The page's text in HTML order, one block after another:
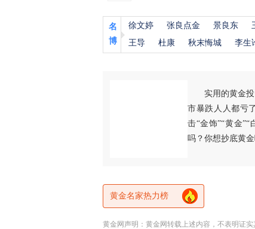
名
博
徐文婷 张良点金 景良东
王导
杜康 秋末悔城 李生
实用的黄金
市暴跌人人都亏
击“金饰”“黄金
吗？你想抄底黄金
黄金名家热力榜
黄金网声明：黄金网转载上述内容，不表明证